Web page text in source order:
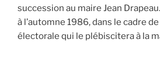
succession au maire Jean
à l’automne 1986, dans le cadre
électorale qui le plébiscitera à la